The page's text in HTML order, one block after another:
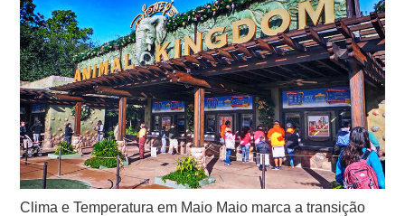
Clima e Temperatura em Maio Maio marca a transição